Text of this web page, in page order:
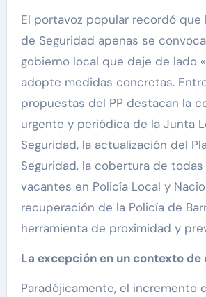
El portavoz popular recordó que
de Seguridad apenas se
gobierno local que deje de lado
adopte medidas concretas.
propuestas del PP destacan la
urgente y periódica de la Junta
Seguridad, la actualización del
Seguridad, la cobertura de todas
vacantes en Policía Local y
recuperación de la Policía de
herramienta de proximidad y
La excepción en un contexto de
Paradójicamente, el incremento